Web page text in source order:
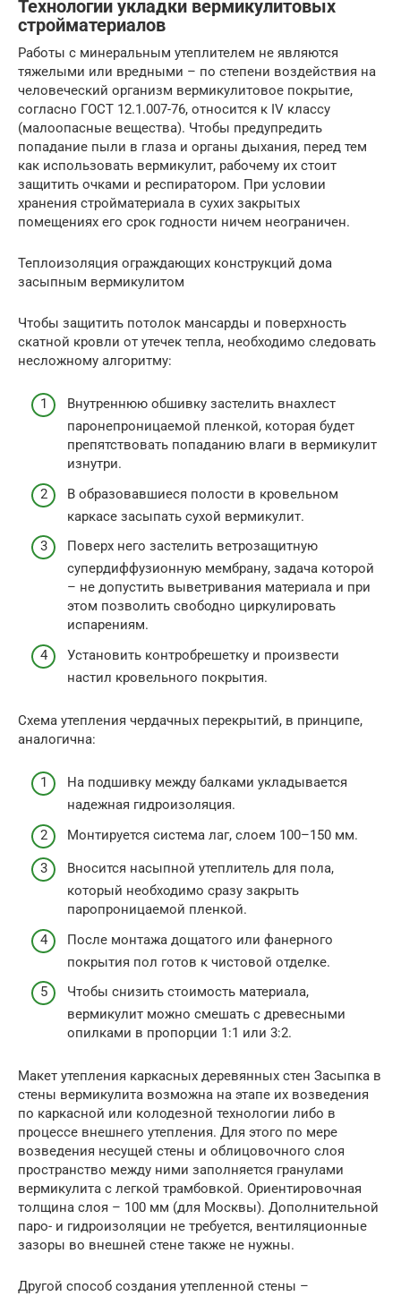
Технологии укладки вермикулитовых
стройматериалов
Работы с минеральным утеплителем не являются
тяжелыми или вредными – по степени воздействия на
человеческий организм вермикулитовое покрытие,
согласно ГОСТ 12.1.007-76, относится к IV классу
(малоопасные вещества). Чтобы предупредить
попадание пыли в глаза и органы дыхания, перед тем
как использовать вермикулит, рабочему их стоит
защитить очками и респиратором. При условии
хранения стройматериала в сухих закрытых
помещениях его срок годности ничем неограничен.
Теплоизоляция ограждающих конструкций дома
засыпным вермикулитом
Чтобы защитить потолок мансарды и поверхность
скатной кровли от утечек тепла, необходимо следовать
несложному алгоритму:
Внутреннюю обшивку застелить внахлест
паронепроницаемой пленкой, которая будет
препятствовать попаданию влаги в вермикулит
изнутри.
В образовавшиеся полости в кровельном
каркасе засыпать сухой вермикулит.
Поверх него застелить ветрозащитную
супердиффузионную мембрану, задача которой
– не допустить выветривания материала и при
этом позволить свободно циркулировать
испарениям.
Установить контробрешетку и произвести
настил кровельного покрытия.
Схема утепления чердачных перекрытий, в принципе,
аналогична:
На подшивку между балками укладывается
надежная гидроизоляция.
Монтируется система лаг, слоем 100–150 мм.
Вносится насыпной утеплитель для пола,
который необходимо сразу закрыть
паропроницаемой пленкой.
После монтажа дощатого или фанерного
покрытия пол готов к чистовой отделке.
Чтобы снизить стоимость материала,
вермикулит можно смешать с древесными
опилками в пропорции 1:1 или 3:2.
Макет утепления каркасных деревянных стен Засыпка в
стены вермикулита возможна на этапе их возведения
по каркасной или колодезной технологии либо в
процессе внешнего утепления. Для этого по мере
возведения несущей стены и облицовочного слоя
пространство между ними заполняется гранулами
вермикулита с легкой трамбовкой. Ориентировочная
толщина слоя – 100 мм (для Москвы). Дополнительной
паро- и гидроизоляции не требуется, вентиляционные
зазоры во внешней стене также не нужны.
Другой способ создания утепленной стены –